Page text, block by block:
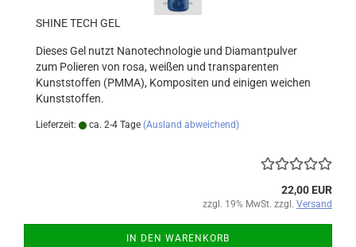
SHINE TECH GEL
Dieses Gel nutzt Nanotechnologie und Diamantpulver
zum Polieren von rosa, weißen und transparenten
Kunststoffen (PMMA), Kompositen und einigen weichen
Kunststoffen.
Lieferzeit: ca. 2-4 Tage (Ausland abweichend)
22,00 EUR
zzgl. 19% MwSt. zzgl. Versand
IN DEN WARENKORB